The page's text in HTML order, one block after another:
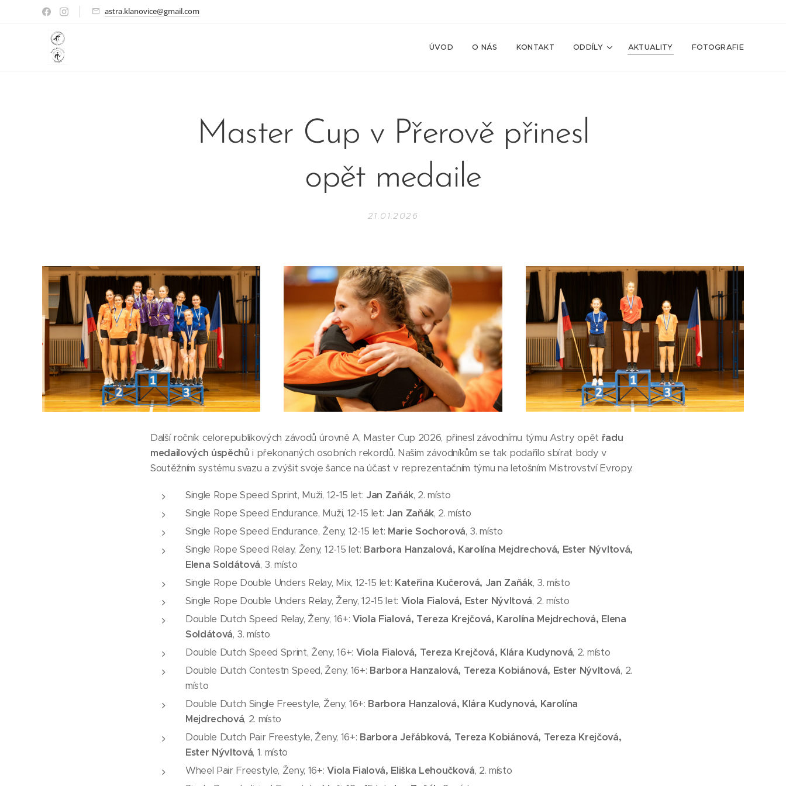
astra.klanovice@gmail.com
ÚVOD O NÁS KONTAKT ODDÍLY AKTUALITY FOTOGRAFIE
Master Cup v Přerově přinesl
opět medaile
21.01.2026
Další ročník celorepublikových závodů úrovně A, Master Cup 2026, přinesl závodnímu týmu Astry opět řadu
medailových úspěchů i překonaných osobních rekordů. Našim závodníkům se tak podařilo sbírat body v
Soutěžním systému svazu a zvýšit svoje šance na účast v reprezentačním týmu na letošním Mistrovství Evropy.
Single Rope Speed Sprint, Muži, 12-15 let: Jan Zaňák, 2. místo
Single Rope Speed Endurance, Muži, 12-15 let: Jan Zaňák, 2. místo
Single Rope Speed Endurance, Ženy, 12-15 let: Marie Sochorová, 3. místo
Single Rope Speed Relay, Ženy, 12-15 let: Barbora Hanzalová, Karolína Mejdrechová, Ester Nývltová,
Elena Soldátová, 3. místo
Single Rope Double Unders Relay, Mix, 12-15 let: Kateřina Kučerová, Jan Zaňák, 3. místo
Single Rope Double Unders Relay, Ženy, 12-15 let: Viola Fialová, Ester Nývltová, 2. místo
Double Dutch Speed Relay, Ženy, 16+: Viola Fialová, Tereza Krejčová, Karolína Mejdrechová, Elena
Soldátová, 3. místo
Double Dutch Speed Sprint, Ženy, 16+: Viola Fialová, Tereza Krejčová, Klára Kudynová, 2. místo
Double Dutch Contestn Speed, Ženy, 16+: Barbora Hanzalová, Tereza Kobiánová, Ester Nývltová, 2.
místo
Double Dutch Single Freestyle, Ženy, 16+: Barbora Hanzalová, Klára Kudynová, Karolína
Mejdrechová, 2. místo
Double Dutch Pair Freestyle, Ženy, 16+: Barbora Jeřábková, Tereza Kobiánová, Tereza Krejčová,
Ester Nývltová, 1. místo
Wheel Pair Freestyle, Ženy, 16+:Viola Fialová, Eliška Lehoučková, 2. místo